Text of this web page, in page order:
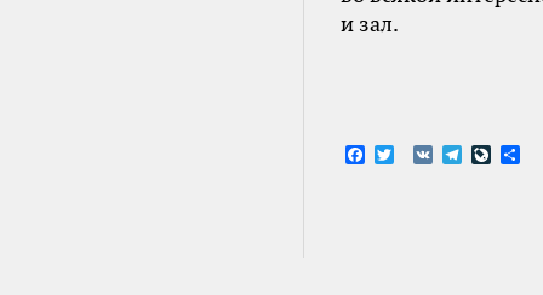
и зал.
Facebook
Twitter
VK Telegram